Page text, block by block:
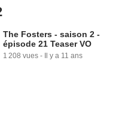
The Fosters - saison 2 -
épisode 21 Teaser VO
1 208 vues - Il y a 11 ans